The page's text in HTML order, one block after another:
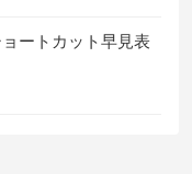
ョートカット早見表